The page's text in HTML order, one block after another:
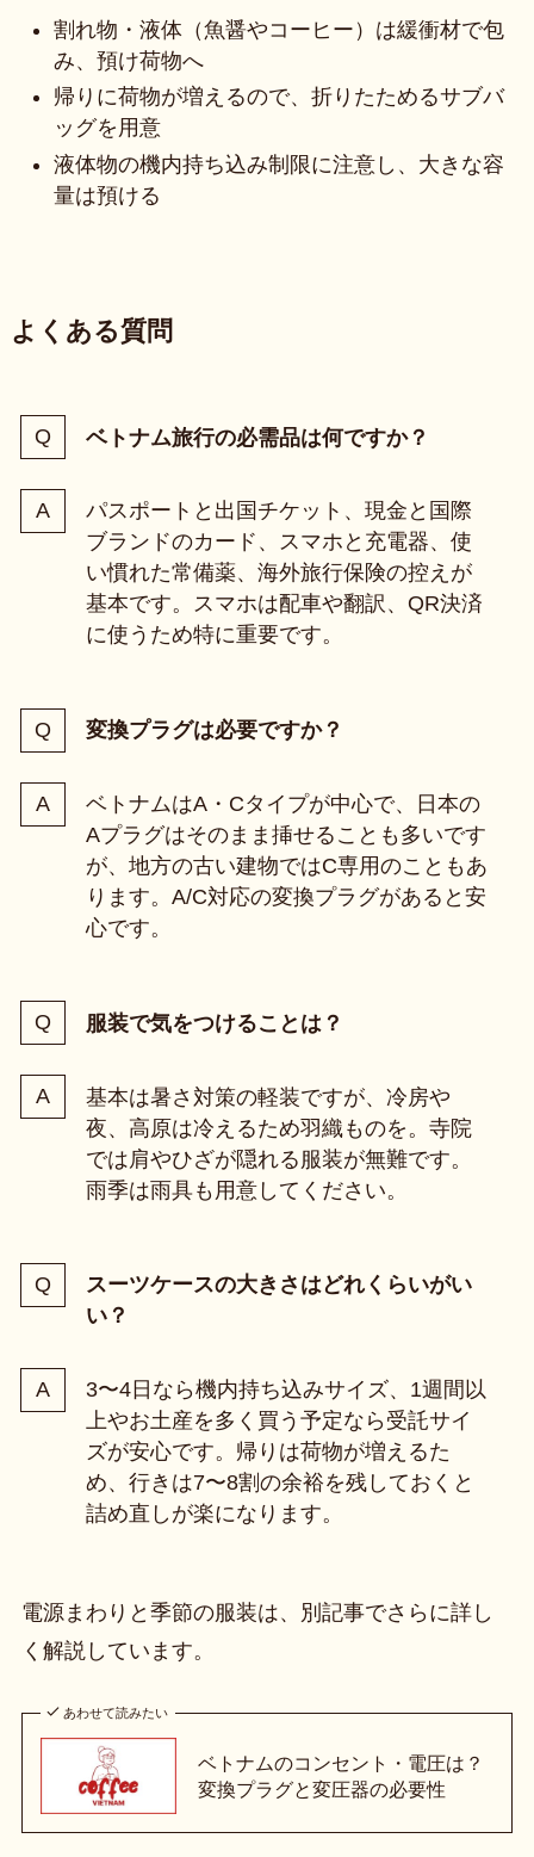
割れ物・液体（魚醤やコーヒー）は緩衝材で包
み、預け荷物へ
帰りに荷物が増えるので、折りたためるサブバ
ッグを用意
液体物の機内持ち込み制限に注意し、大きな容
量は預ける
よくある質問
ベトナム旅行の必需品は何ですか？
パスポートと出国チケット、現金と国際
ブランドのカード、スマホと充電器、使
い慣れた常備薬、海外旅行保険の控えが
基本です。スマホは配車や翻訳、QR決済
に使うため特に重要です。
変換プラグは必要ですか？
ベトナムはA・Cタイプが中心で、日本の
Aプラグはそのまま挿せることも多いです
が、地方の古い建物ではC専用のこともあ
ります。A/C対応の変換プラグがあると安
心です。
服装で気をつけることは？
基本は暑さ対策の軽装ですが、冷房や
夜、高原は冷えるため羽織ものを。寺院
では肩やひざが隠れる服装が無難です。
雨季は雨具も用意してください。
スーツケースの大きさはどれくらいがい
い？
3〜4日なら機内持ち込みサイズ、1週間以
上やお土産を多く買う予定なら受託サイ
ズが安心です。帰りは荷物が増えるた
め、行きは7〜8割の余裕を残しておくと
詰め直しが楽になります。
電源まわりと季節の服装は、別記事でさらに詳し
く解説しています。
あわせて読みたい
ベトナムのコンセント・電圧は？
変換プラグと変圧器の必要性